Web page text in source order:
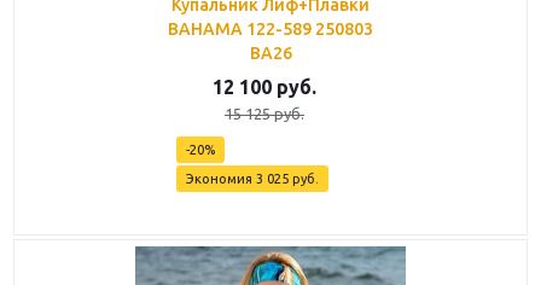
Купальник Лиф+Плавки
BAHAMA 122-589 250803
BA26
12 100 руб.
15 125руб.
-20%
Экономия 3 025руб.